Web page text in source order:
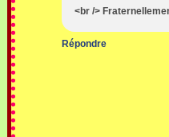
<br />
Répondre